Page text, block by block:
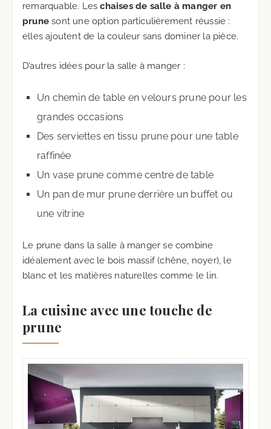
remarquable. Leschaises de salle à manger en
prune sont une option particulièrement réussie :
elles ajoutent de la couleur sans dominer la pièce.
D’autres idées pour la salle à manger :
Un chemin de table en velours prune pour les
grandes occasions
Des serviettes en tissu prune pour une table
raffinée
Un vase prune comme centre de table
Un pan de mur prune derrière un buffet ou
une vitrine
Le prune dans la salle à manger se combine
idéalement avec le bois massif (chêne, noyer), le
blanc et les matières naturelles comme le lin.
La cuisine avec une touche de
prune